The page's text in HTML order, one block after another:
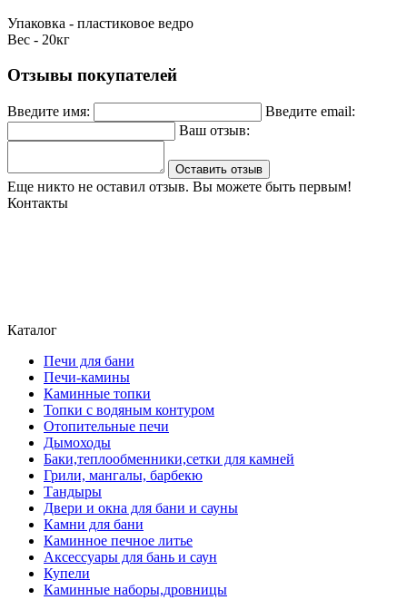
Упаковка - пластиковое ведро
Вес - 20кг
Отзывы покупателей
Введите имя:
Введите email:
Ваш отзыв:
Оставить отзыв
Еще никто не оставил отзыв. Вы можете быть первым!
Контакты
Каталог
Печи для бани
Печи-камины
Каминные топки
Топки с водяным контуром
Отопительные печи
Дымоходы
Баки,теплообменники,сетки для камней
Грили, мангалы, барбекю
Тандыры
Двери и окна для бани и сауны
Камни для бани
Каминное печное литье
Аксессуары для бань и саун
Купели
Каминные наборы,дровницы